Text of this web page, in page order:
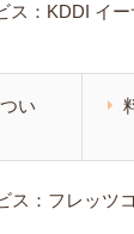
ス：KDDI イ
い
ス：フレッツ